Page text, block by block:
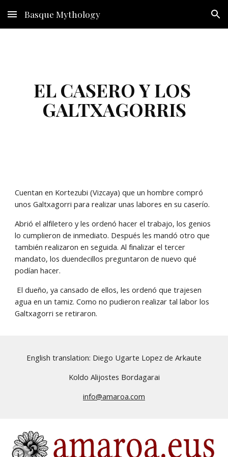
Skip to main content Skip to navigation
Basque Mythology
EL CASERO Y LOS
GALTXAGORRIS
Cuentan en Kortezubi (Vizcaya) que un hombre compró
unos Galtxagorri para realizar unas labores en su caserío.
Abrió el alfiletero y les ordenó hacer el trabajo, los genios
lo cumplieron de inmediato. Después les mandó otro que
también realizaron en seguida. Al finalizar el tercer
mandato, los duendecillos preguntaron de nuevo qué
podían hacer.
agua en un tamiz. Como no pudieron realizar tal labor los
Galtxagorri se retiraron.
English translation: Diego Ugarte Lopez de Arkaute
Koldo Alijostes Bordagarai
info@amaroa.com